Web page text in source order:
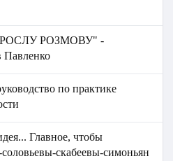
РОЗМОВУ" -
Павленко
по практике
Главное, чтобы
скабеевы-симоньян